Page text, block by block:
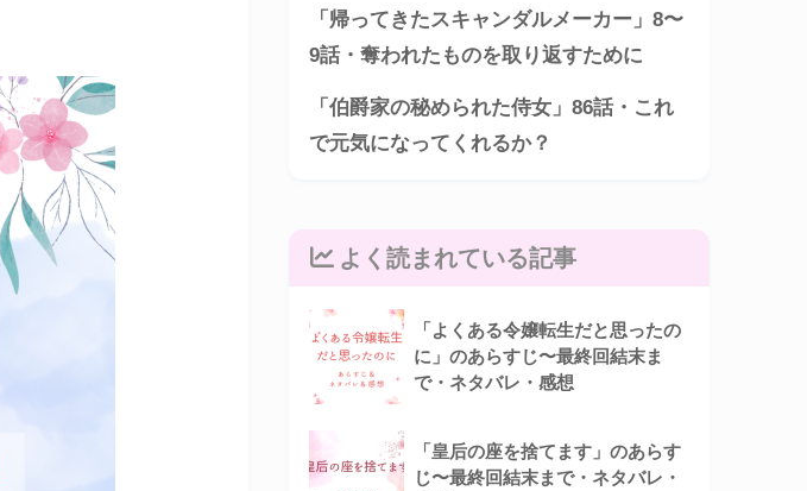
「帰ってきたスキャンダルメーカー」8〜
9話・奪われたものを取り返すために
「伯爵家の秘められた侍女」86話・これ
で元気になってくれるか？
よく読まれている記事
「よくある令嬢転生だと思ったの
に」のあらすじ〜最終回結末ま
で・ネタバレ・感想
「皇后の座を捨てます」のあらす
じ〜最終回結末まで・ネタバレ・